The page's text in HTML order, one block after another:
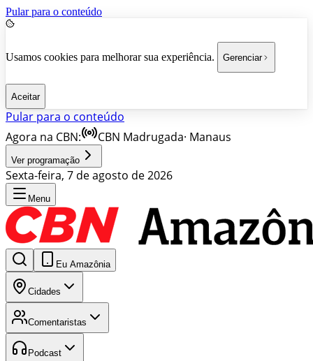
Pular para o conteúdo
Usamos cookies para melhorar sua experiência. Gerenciar
Aceitar
Pular para o conteúdo
Agora na CBN:
CBN Madrugada· Manaus
Ver programação
Sexta-feira, 7 de agosto de 2026
Menu
Eu Amazônia
Cidades
Comentaristas
Podcast